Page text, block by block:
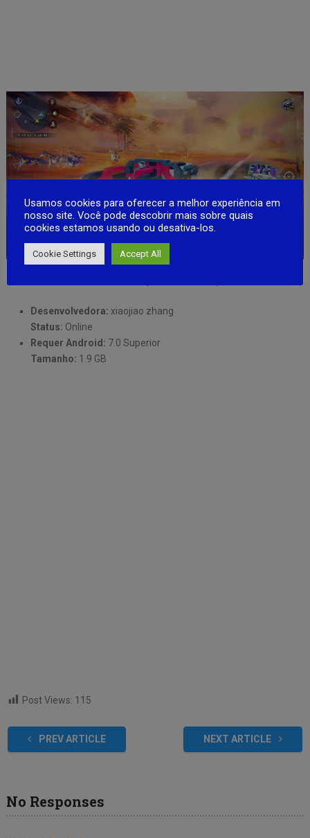
Desenvolvedora: xiaojiao zhang
Status: Online
Requer Android: 7.0 Superior
Tamanho: 1.9 GB
Post Views: 115
PREV ARTICLE NEXT ARTICLE
No Responses
Usamos cookies para oferecer a melhor experiência em
nosso site. Você pode descobrir mais sobre quais
cookies estamos usando ou desativa-los.
Cookie Settings Accept All